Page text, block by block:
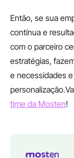
Então, se sua
contínua e
com o parceiro
estratégias,
e necessidades
time da Mosten!